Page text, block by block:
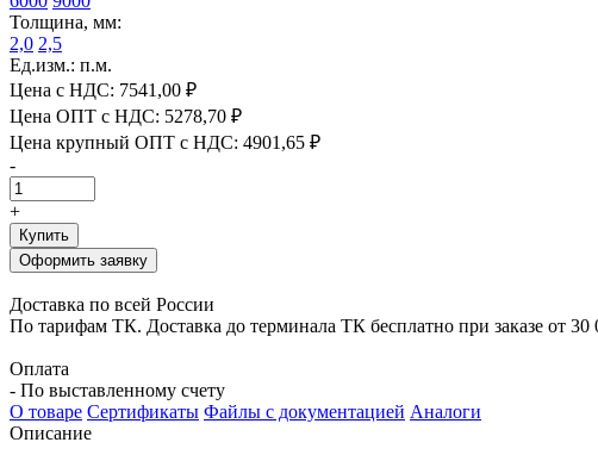
Толщина, мм:
2,0 2,5
Ед.изм.: п.м.
Цена с НДС: 7541,00 ₽
Цена ОПТ с НДС: 5278,70 ₽
Цена крупный ОПТ с НДС: 4901,65 ₽
-
+
Купить
Оформить заявку
Доставка по всей России
По тарифам ТК. Доставка до терминала ТК бесплатно при заказе от 30
Оплата
- По выставленному счету
О товаре Сертификаты Файлы с документацией Аналоги
Описание